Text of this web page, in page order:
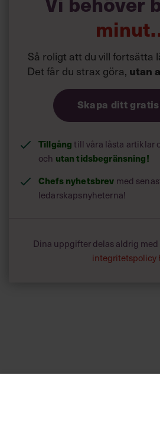
Så roligt att du vill fortsätta
Det får du strax göra, utan
Skapa ditt
Tillgång till våra låsta artiklar
och utan tidsbegränsning!
Chefs nyhetsbrev med
ledarskapsnyheterna!
Dina uppgifter delas aldrig med
integritetspolicy